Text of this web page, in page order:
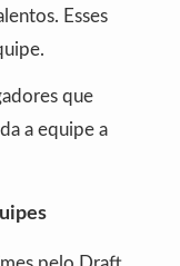
Esses
que
a equipe a